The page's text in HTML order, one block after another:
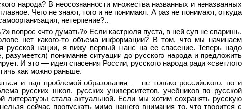
народа? В неосознанности множества названных и неназванных
Чего не знают, того и не понимают. А раз не понимают, откуда
нетерпение?..
вопрос «что думать?» Если кастрюля пуста, в ней суп не сваришь.
нет какого-то объема информации? В том, что мы начинаем
русской нации, я вижу первый шанс на ее спасение. Теперь надо
понимание ситуации до русского народа и предложить
И это — идея спасения России, русского народа ради «светлого
как можно раньше.
и над проблемой образования — не только российского, но и
русских школ, русских университетов, учебников по русской
литературы стала актуальной. Если мы хотим сохранять русскую
сейчас пропускать мимо нашего внимания то, что творится с